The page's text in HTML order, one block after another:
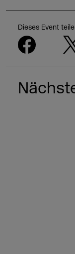
Dieses Event